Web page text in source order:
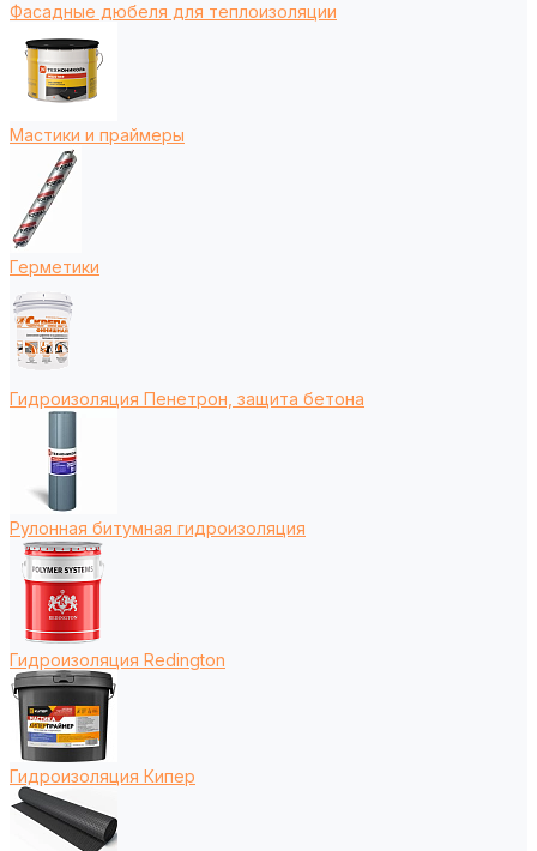
Фасадные дюбеля для теплоизоляции
Мастики и праймеры
Герметики
Гидроизоляция Пенетрон, защита бетона
Рулонная битумная гидроизоляция
Гидроизоляция Redington
Гидроизоляция Кипер